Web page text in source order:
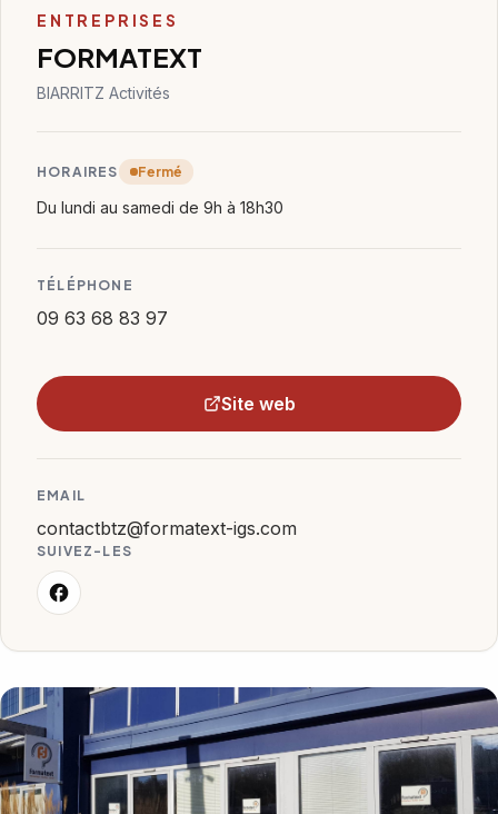
ENTREPRISES
FORMATEXT
BIARRITZ Activités
HORAIRES Fermé
Du lundi au samedi de 9h à 18h30
TÉLÉPHONE
09 63 68 83 97
Site web
EMAIL
contactbtz@formatext-igs.com
SUIVEZ-LES